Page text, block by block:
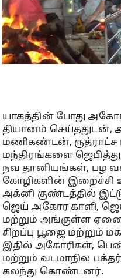
யாகத்தின் போது
தியானம் செய்ததுடன்,
மணிகண்டன், ருத்ராட்ச
மந்திரங்களை
நவ தானியங்கள், பழ
கோழிகளின் இறைச்சி
அக்னி குண்டத்தில்
ஜெய் அகோர காளி,
மற்றும் அங்குள்ள
சிறப்பு பூஜை மற்றும்
இதில் அகோரிகள்,
மற்றும் வடமாநில
கலந்து கொண்டனர்.